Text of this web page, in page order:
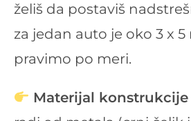
želiš da postaviš
za jedan auto je oko 3 x 5
pravimo po meri.
Materijal konstrukcije